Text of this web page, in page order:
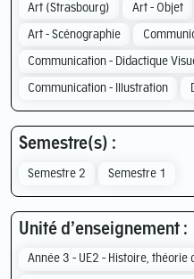
Art (Strasbourg) Art - Objet
Art - Scénographie
Communication - Didactique
Communication - Illustration
Semestre(s) :
Semestre 2 Semestre 1
Unité d’enseignement :
Année 3 - UE2 - Histoire,